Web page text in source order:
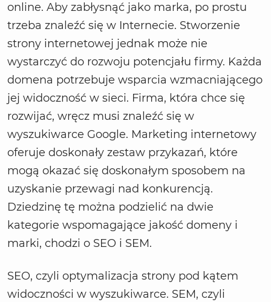
online. Aby zabłysnąć jako marka, po prostu
trzeba znaleźć się w Internecie. Stworzenie
strony internetowej jednak może nie
wystarczyć do rozwoju potencjału firmy. Każda
domena potrzebuje wsparcia wzmacniającego
jej widoczność w sieci. Firma, która chce się
rozwijać, wręcz musi znaleźć się w
wyszukiwarce Google. Marketing internetowy
oferuje doskonały zestaw przykazań, które
mogą okazać się doskonałym sposobem na
uzyskanie przewagi nad konkurencją.
Dziedzinę tę można podzielić na dwie
kategorie wspomagające jakość domeny i
marki, chodzi o SEO i SEM.
SEO, czyli optymalizacja strony pod kątem
widoczności w wyszukiwarce. SEM, czyli